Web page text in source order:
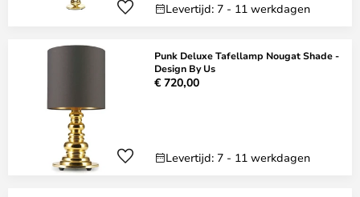
Levertijd: 7 - 11 werkdagen
Punk Deluxe Tafellamp Nougat Shade -
Design By Us
€ 720,00
Levertijd: 7 - 11 werkdagen